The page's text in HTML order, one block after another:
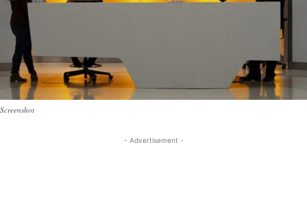
Screenshot
- Advertisement -